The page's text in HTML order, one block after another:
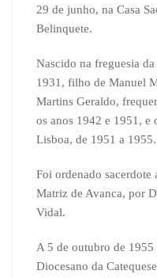
29 de junho, na Casa
Belinquete.
Nascido na freguesia
1931, filho de Manuel
Martins Geraldo,
os anos 1942 e 1951, e
Lisboa, de 1951 a 1955.
Foi ordenado
Matriz de Avanca, por
Vidal.
A 5 de outubro de 1955
Diocesano da